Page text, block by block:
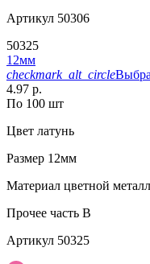
Артикул 50306
50325
12мм
checkmark_alt_circle
4.97 р.
По 100 шт
Цвет латунь
Размер 12мм
Материал цветной металл
Прочее часть B
Артикул 50325